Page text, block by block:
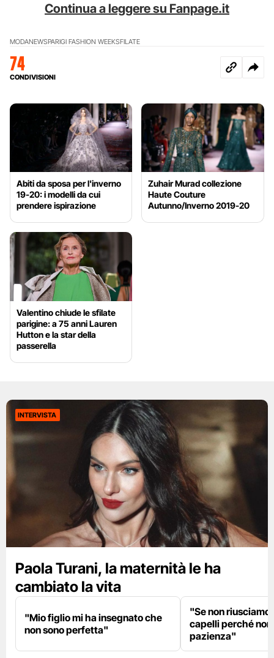
Continua a leggere su Fanpage.it
MODANEWSPARIGI FASHION WEEKSFILATE
74
CONDIVISIONI
Abiti da sposa per l'inverno
19-20: i modelli da cui
prendere ispirazione
Zuhair Murad collezione
Haute Couture
Autunno/Inverno 2019-20
Valentino chiude le sfilate
parigine: a 75 anni Lauren
Hutton e la star della
passerella
INTERVISTA
Paola Turani, la maternità le ha
cambiato la vita
"Mio figlio mi ha insegnato che
non sono perfetta"
"Se non riusciamo
capelli perché
pazienza"